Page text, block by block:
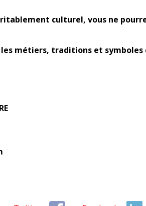
culturel, vous ne
métiers, traditions et symboles